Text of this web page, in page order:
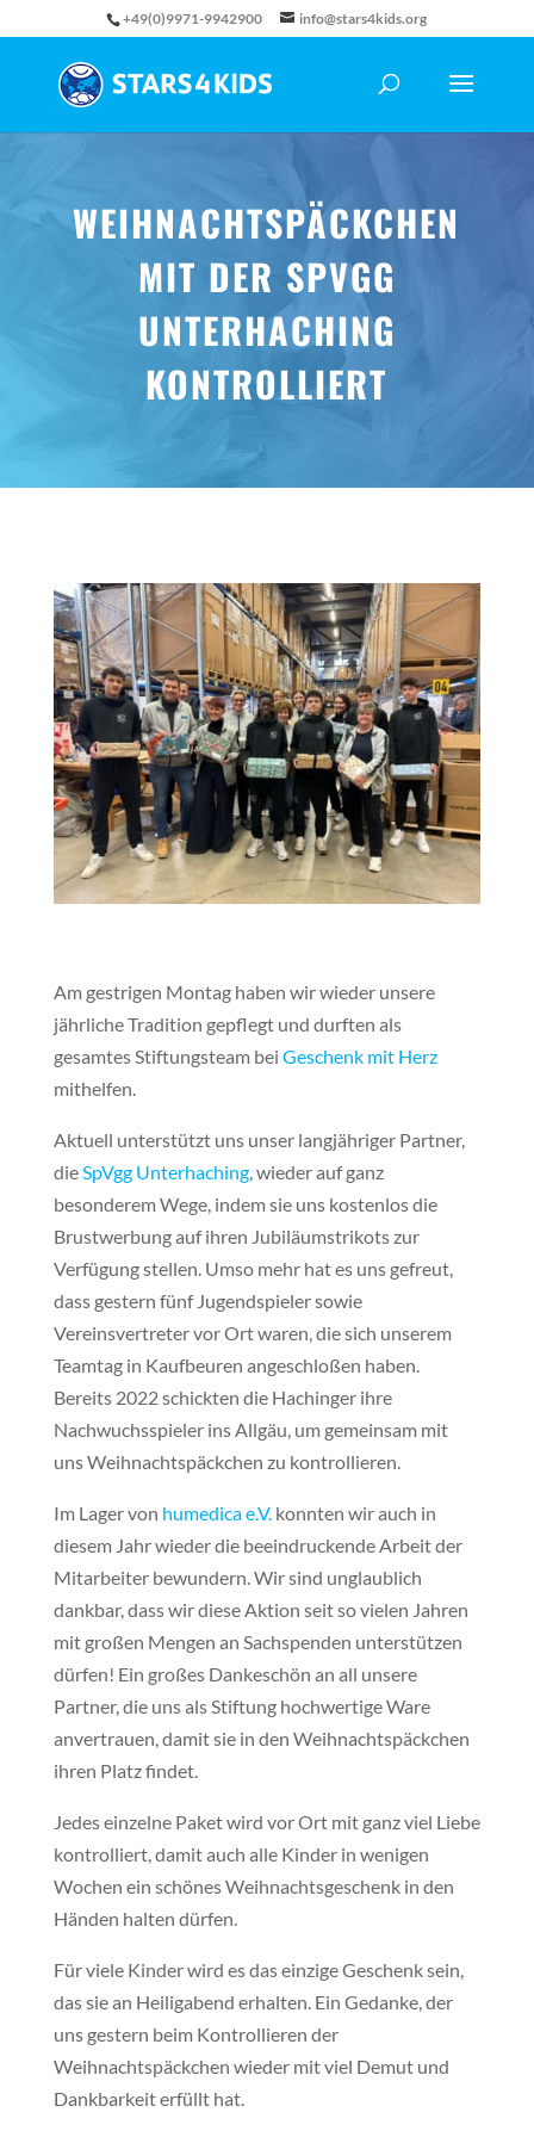
+49(0)9971-9942900 info@stars4kids.org
WEIHNACHTSPÄCKCHEN
MIT DER SPVGG
UNTERHACHING
KONTROLLIERT
Am gestrigen Montag haben wir wieder unsere
jährliche Tradition gepflegt und durften als
gesamtes Stiftungsteam bei Geschenk mit Herz
mithelfen.
Aktuell unterstützt uns unser langjähriger Partner,
die SpVgg Unterhaching, wieder auf ganz
besonderem Wege, indem sie uns kostenlos die
Brustwerbung auf ihren Jubiläumstrikots zur
Verfügung stellen. Umso mehr hat es uns gefreut,
dass gestern fünf Jugendspieler sowie
Vereinsvertreter vor Ort waren, die sich unserem
Teamtag in Kaufbeuren angeschloßen haben.
Bereits 2022 schickten die Hachinger ihre
Nachwuchsspieler ins Allgäu, um gemeinsam mit
uns Weihnachtspäckchen zu kontrollieren.
Im Lager von humedica e.V. konnten wir auch in
diesem Jahr wieder die beeindruckende Arbeit der
Mitarbeiter bewundern. Wir sind unglaublich
dankbar, dass wir diese Aktion seit so vielen Jahren
mit großen Mengen an Sachspenden unterstützen
dürfen! Ein großes Dankeschön an all unsere
Partner, die uns als Stiftung hochwertige Ware
anvertrauen, damit sie in den Weihnachtspäckchen
ihren Platz findet.
Jedes einzelne Paket wird vor Ort mit ganz viel Liebe
kontrolliert, damit auch alle Kinder in wenigen
Wochen ein schönes Weihnachtsgeschenk in den
Händen halten dürfen.
Für viele Kinder wird es das einzige Geschenk sein,
das sie an Heiligabend erhalten. Ein Gedanke, der
uns gestern beim Kontrollieren der
Weihnachtspäckchen wieder mit viel Demut und
Dankbarkeit erfüllt hat.